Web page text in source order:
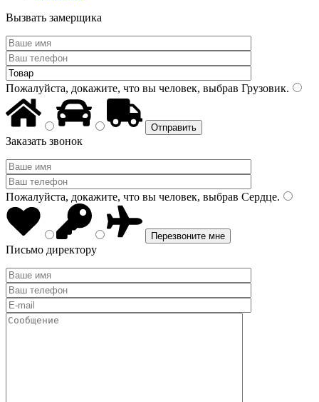
Вызвать замерщика
Пожалуйста, докажите, что вы человек, выбрав Грузовик.
Заказать звонок
Пожалуйста, докажите, что вы человек, выбрав Сердце.
Письмо директору